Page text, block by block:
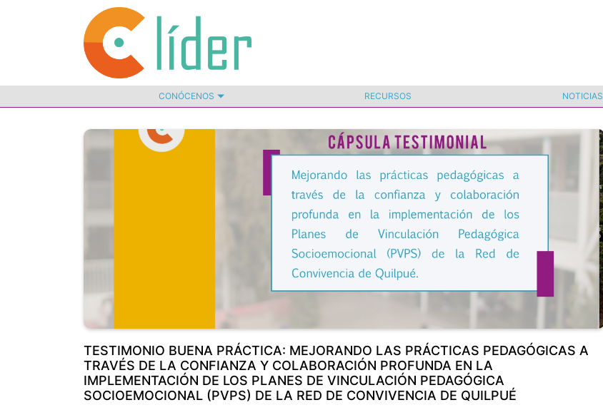
CONÓCENOS RECURSOS NOTICIAS
TESTIMONIO BUENA PRÁCTICA: MEJORANDO LAS PRÁCTICAS PEDAGÓGICAS A
TRAVÉS DE LA CONFIANZA Y COLABORACIÓN PROFUNDA EN LA
IMPLEMENTACIÓN DE LOS PLANES DE VINCULACIÓN PEDAGÓGICA
SOCIOEMOCIONAL (PVPS) DE LA RED DE CONVIVENCIA DE QUILPUÉ